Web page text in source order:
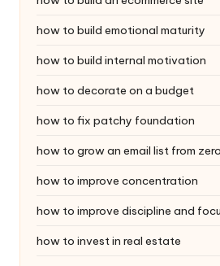
how to build emotional maturity
how to build internal motivation
how to decorate on a budget
how to fix patchy foundation
how to grow an email list from zero
how to improve concentration
how to improve discipline and
how to invest in real estate